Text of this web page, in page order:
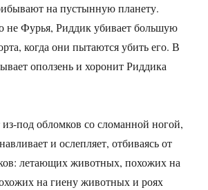
на пустынную планету.
не Фурья, Риддик убивает большую
когда они пытаются убить его. В
оползень и хоронит Риддика
под обломков со сломанной ногой,
и ослепляет, отбиваясь от
летающих животных, похожих на
на гиену животных и роях